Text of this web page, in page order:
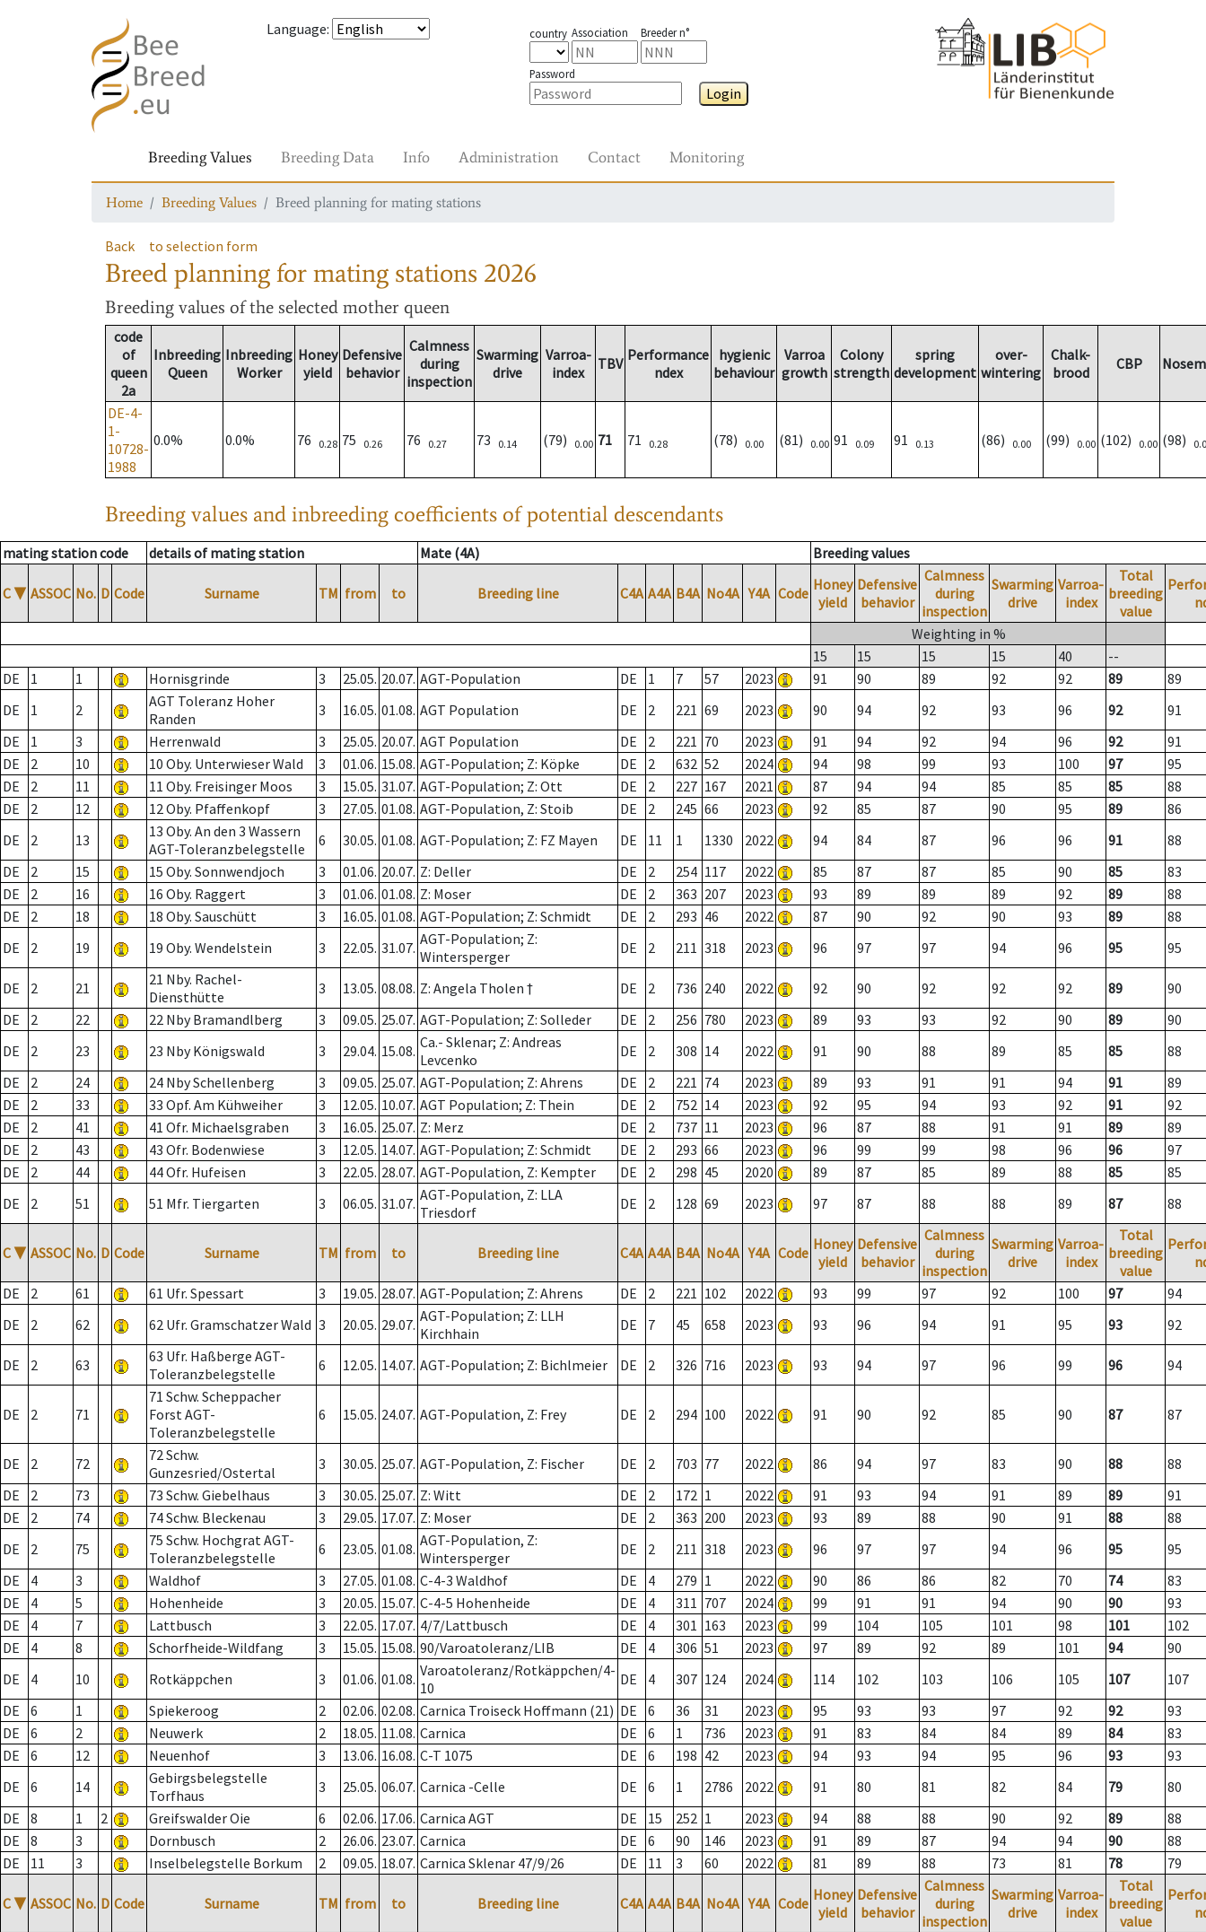
Language: country Association Breeder n°
Password
Login
Breeding Values Breeding Data Info Administration Contact Monitoring
Home Breeding Values Breed planning for mating stations
Back to selection form
Breed planning for mating stations 2026
Breeding values of the selected mother queen
code
of
queen
2a
Inbreeding
Queen
Inbreeding
Worker
Honey
yield
Defensive
behavior
Calmness
during
inspection
Swarming
drive
Varroa-
index
TBV Performance
ndex
hygienic
behaviour
Varroa
growth
Colony
strength
spring
development
over-
wintering
Chalk-
brood
CBP
DE-4-
1-
10728-
1988
0.0% 0.0% 76 0.28 75 0.26 76 0.27 73 0.14 (79) 0.00 71 71 0.28 (78) 0.00 (81) 0.00 91 0.09 91 0.13 (86) 0.00 (99) 0.00 (102) 0.00 (98)
Breeding values and inbreeding coefficients of potential descendants
mating station code details of mating station Mate (4A) Breeding values
C ▼ ASSOC No. D Code Surname TM from to Breeding line C4A A4A B4A No4A Y4A Code Honey
yield
Defensive
behavior
Calmness
during
inspection
Swarming
drive
Varroa-
index
Total
breeding
value
Weighting in %
15
15 15 15 40
--
DE
1 1 Hornisgrinde 3 25.05. 20.07. AGT-Population DE 1 7 57 2023 91 90 89 92 92 89
89
DE
1 2
AGT Toleranz Hoher
Randen
3 16.05. 01.08. AGT Population DE 2 221 69 2023 90 94 92 93 96 92
91
DE
1 3 Herrenwald 3 25.05. 20.07. AGT Population DE 2 221 70 2023 91 94 92 94 96 92
91
DE
2 10 10 Oby. Unterwieser Wald 3 01.06. 15.08. AGT-Population; Z: Köpke DE 2 632 52 2024 94 98 99 93 100 97
95
DE
2 11 11 Oby. Freisinger Moos 3 15.05. 31.07. AGT-Population; Z: Ott DE 2 227 167 2021 87 94 94 85 85 85
88
DE
2 12 12 Oby. Pfaffenkopf 3 27.05. 01.08. AGT-Population, Z: Stoib DE 2 245 66 2023 92 85 87 90 95 89
86
DE
2 13
13 Oby. An den 3 Wassern
AGT-Toleranzbelegstelle
6 30.05. 01.08. AGT-Population; Z: FZ Mayen DE 11 1 1330 2022 94 84 87 96 96 91
88
DE
2 15 15 Oby. Sonnwendjoch 3 01.06. 20.07. Z: Deller DE 2 254 117 2022 85 87 87 85 90 85
83
DE
2 16 16 Oby. Raggert 3 01.06. 01.08. Z: Moser DE 2 363 207 2023 93 89 89 89 92 89
88
DE
2 18 18 Oby. Sauschütt 3 16.05. 01.08. AGT-Population; Z: Schmidt DE 2 293 46 2022 87 90 92 90 93 89
88
DE
2 19 19 Oby. Wendelstein 3 22.05. 31.07. AGT-Population; Z:
Wintersperger
DE 2 211 318 2023 96 97 97 94 96 95 95
DE 2 21
21 Nby. Rachel-
Diensthütte
3 13.05. 08.08. Z: Angela Tholen † DE 2 736 240 2022 92 90 92 92 92 89
90
DE
2 22 22 Nby Bramandlberg 3 09.05. 25.07. AGT-Population; Z: Solleder DE 2 256 780 2023 89 93 93 92 90 89
90
DE
2 23 23 Nby Königswald 3 29.04. 15.08. Ca.- Sklenar; Z: Andreas
Levcenko
DE 2 308 14 2022 91 90 88 89 85 85
88
DE
2 24 24 Nby Schellenberg 3 09.05. 25.07. AGT-Population; Z: Ahrens DE 2 221 74 2023 89 93 91 91 94 91
89
DE
2 33 33 Opf. Am Kühweiher 3 12.05. 10.07. AGT Population; Z: Thein DE 2 752 14 2023 92 95 94 93 92 91
92
DE
2 41 41 Ofr. Michaelsgraben 3 16.05. 25.07. Z: Merz DE 2 737 11 2023 96 87 88 91 91 89
89
DE
2 43 43 Ofr. Bodenwiese 3 12.05. 14.07. AGT-Population; Z: Schmidt DE 2 293 66 2023 96 99 99 98 96 96
97
DE
2 44 44 Ofr. Hufeisen 3 22.05. 28.07. AGT-Population, Z: Kempter DE 2 298 45 2020 89 87 85 89 88 85
85
DE
2 51 51 Mfr. Tiergarten 3 06.05. 31.07. AGT-Population, Z: LLA
Triesdorf
DE 2 128 69 2023 97 87 88 88 89 87 88
C ▼ ASSOC No. D Code Surname TM from to Breeding line C4A A4A B4A No4A Y4A Code Honey
yield
Defensive
behavior
Calmness
during
inspection
Swarming
drive
Varroa-
index
Total
breeding
value
DE
2 61 61 Ufr. Spessart 3 19.05. 28.07. AGT-Population; Z: Ahrens DE 2 221 102 2022 93 99 97 92 100 97
94
DE
2 62 62 Ufr. Gramschatzer Wald 3 20.05. 29.07. AGT-Population; Z: LLH
Kirchhain
DE 7 45 658 2023 93 96 94 91 95 93 92
DE 2 63
63 Ufr. Haßberge AGT-
Toleranzbelegstelle
6 12.05. 14.07. AGT-Population; Z: Bichlmeier DE 2 326 716 2023 93 94 97 96 99 96 94
DE 2 71
71 Schw. Scheppacher
Forst AGT-
Toleranzbelegstelle
6 15.05. 24.07. AGT-Population, Z: Frey DE 2 294 100 2022 91 90 92 85 90 87 87
DE 2 72
72 Schw.
Gunzesried/Ostertal
3 30.05. 25.07. AGT-Population, Z: Fischer DE 2 703 77 2022 86 94 97 83 90 88
88
DE
2 73 73 Schw. Giebelhaus 3 30.05. 25.07. Z: Witt DE 2 172 1 2022 91 93 94 91 89 89
91
DE
2 74 74 Schw. Bleckenau 3 29.05. 17.07. Z: Moser DE 2 363 200 2023 93 89 88 90 91 88
88
DE
2 75
75 Schw. Hochgrat AGT-
Toleranzbelegstelle
6 23.05. 01.08. AGT-Population, Z:
Wintersperger
DE 2 211 318 2023 96 97 97 94 96 95
95
DE
4 3 Waldhof 3 27.05. 01.08. C-4-3 Waldhof DE 4 279 1 2022 90 86 86 82 70 74
83
DE
4 5 Hohenheide 3 20.05. 15.07. C-4-5 Hohenheide DE 4 311 707 2024 99 91 91 94 90 90
93
DE
4 7 Lattbusch 3 22.05. 17.07. 4/7/Lattbusch DE 4 301 163 2023 99 104 105 101 98 101
102
DE
4 8 Schorfheide-Wildfang 3 15.05. 15.08. 90/Varoatoleranz/LIB DE 4 306 51 2023 97 89 92 89 101 94
90
DE
4 10 Rotkäppchen 3 01.06. 01.08. Varoatoleranz/Rotkäppchen/4-
10
DE 4 307 124 2024 114 102 103 106 105 107
107
DE
6 1 Spiekeroog 2 02.06. 02.08. Carnica Troiseck Hoffmann (21) DE 6 36 31 2023 95 93 93 97 92 92
93
DE
6 2 Neuwerk 2 18.05. 11.08. Carnica DE 6 1 736 2023 91 83 84 84 89 84
83
DE
6 12 Neuenhof 3 13.06. 16.08. C-T 1075 DE 6 198 42 2023 94 93 94 95 96 93
93
DE
6 14
Gebirgsbelegstelle
Torfhaus
3 25.05. 06.07. Carnica -Celle DE 6 1 2786 2022 91 80 81 82 84 79
80
DE
8 1 2 Greifswalder Oie 6 02.06. 17.06. Carnica AGT DE 15 252 1 2023 94 88 88 90 92 89
88
DE
8 3 Dornbusch 2 26.06. 23.07. Carnica DE 6 90 146 2023 91 89 87 94 94 90
88
DE
11 3 Inselbelegstelle Borkum 2 09.05. 18.07. Carnica Sklenar 47/9/26 DE 11 3 60 2022 81 89 88 73 81 78 79
C ▼ ASSOC No. D Code Surname TM from to Breeding line C4A A4A B4A No4A Y4A Code Honey
yield
Defensive
behavior
Calmness
during
inspection
Swarming
drive
Varroa-
index
Total
breeding
value